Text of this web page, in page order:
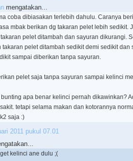
mengatakan...
coba dibiasakan terlebih dahulu. Caranya
mbak berikan dg takaran pelet lebih sedikit.
pelet ditambah dan sayuran dikurangi.
pelet ditambah sedikit demi sedikit dan
sampai diberikan tanpa sayuran.
pelet saja tanpa sayuran sampai kelinci
apa benar kelinci pernah dikawinkan?
tetapi selama makan dan kotorannya
saja :)
2011 pukul 07.01
kelinci ane dulu ;(